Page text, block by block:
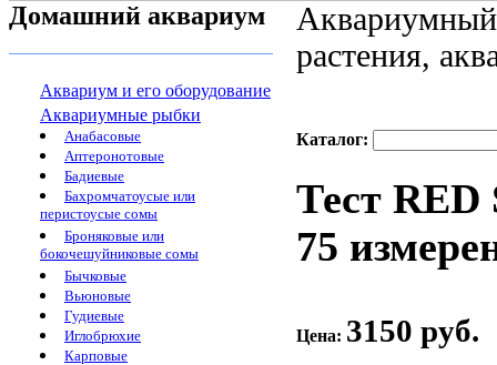
Домашний аквариум
Аквариум и его оборудование
Аквариумные рыбки
Анабасовые
Аптеронотовые
Бадиевые
Бахромчатоусые или
перистоусые сомы
Броняковые или
бокочешуйниковые сомы
Бычковые
Вьюновые
Гудиевые
Иглобрюхие
Карповые
растения,
Каталог:
Тест
75
Цена: 3150 руб.